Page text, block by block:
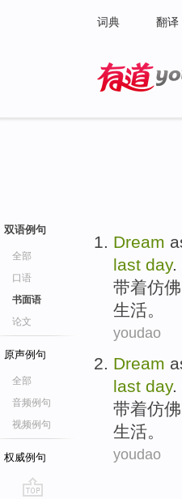
词典 翻译
双语例句
全部
口语
书面语
论文
原声例句
全部
音频例句
视频例句
权威例句
Dream
last day.
带着仿佛
生活。
youdao
Dream
last day.
带着仿佛
生活。
youdao